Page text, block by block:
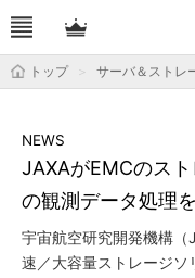
トップ サーバ＆ストレ
JAXAがEMCのス
の観測データ処理
NEWS
宇宙航空研究開発機構（
速／大容量ストレージソ